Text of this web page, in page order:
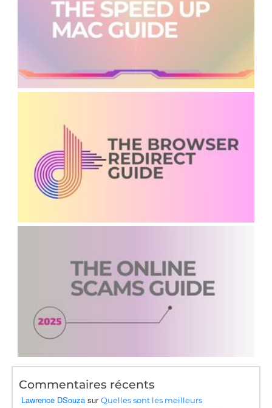
Commentaires récents
Lawrence DSouza surQuelles sont les meilleurs